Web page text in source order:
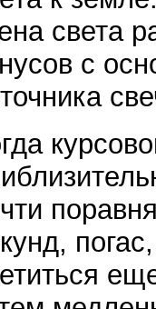
света
с